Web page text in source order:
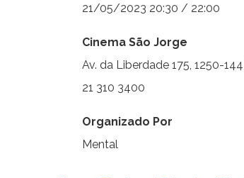
21/05/2023 20:30 / 22:00
Cinema São Jorge
Av. da Liberdade 175, 1250-
21 310 3400
Organizado Por
Mental